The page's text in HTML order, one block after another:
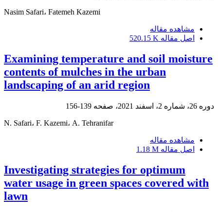
Nasim Safari، Fatemeh Kazemi
مشاهده مقاله
اصل مقاله 520.15 K
Examining temperature and soil moisture
contents of mulches in the urban
landscaping of an arid region
دوره 26، شماره 2، اسفند 2021، صفحه 139-156
N. Safari، F. Kazemi، A. Tehranifar
مشاهده مقاله
اصل مقاله 1.18 M
Investigating strategies for optimum
water usage in green spaces covered with
lawn